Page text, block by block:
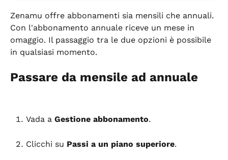
Zenamu offre abbonamenti sia mensili che annuali.
Con l'abbonamento annuale riceve un mese in
omaggio. Il passaggio tra le due opzioni è possibile
in qualsiasi momento.
Passare da mensile ad annuale
Vada a Gestione abbonamento.
Clicchi su Passi a un piano superiore.